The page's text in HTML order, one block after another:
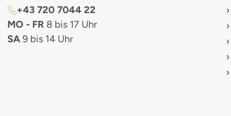
+43 720 7044 22
MO - FR 8 bis 17 Uhr
SA 9 bis 14 Uhr